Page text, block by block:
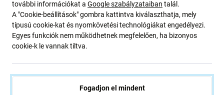
megtudni a minőségről, olvassa el blogunkat, ahol
részletesebben is foglalkozunk a minőséggel.
Összeszerelés és tippek:
szerszámok szükségesek, amelyek megtalálhatók a
további információkat a Google szabályzataiban talál.
A "Cookie-beállítások" gombra kattintva kiválaszthatja, mely
típusú cookie-kat és nyomkövetési technológiákat engedélyezi.
Egyes funkciók nem működhetnek megfelelően, ha bizonyos
cookie-k le vannak tiltva.
Fogadjon el mindent